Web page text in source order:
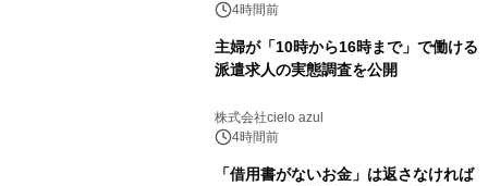
4時間前
主婦が「10時から16時まで」で働ける
派遣求人の実態調査を公開
株式会社cielo azul
4時間前
「借用書がないお金」は返さなければ